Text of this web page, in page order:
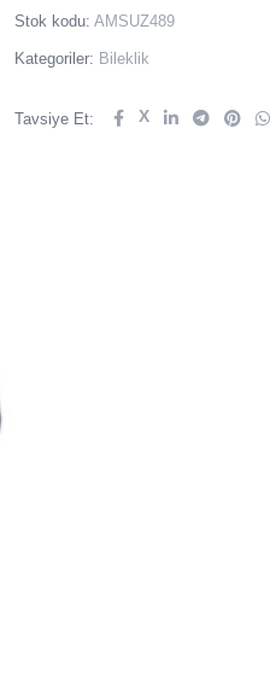
Stok kodu: AMSUZ489
Kategoriler: Bileklik
Tavsiye Et: X